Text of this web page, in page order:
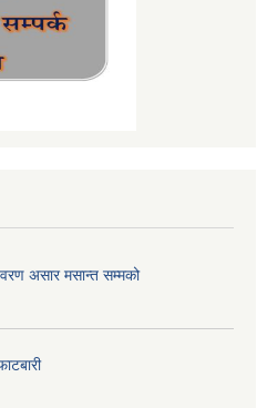
असार मसान्त सम्मको